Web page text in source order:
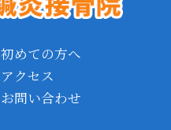
初めての方へ
アクセス
お問い合わせ